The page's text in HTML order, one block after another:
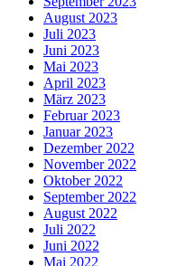
August 2023
Juli 2023
Juni 2023
Mai 2023
April 2023
März 2023
Februar 2023
Januar 2023
Dezember 2022
November 2022
Oktober 2022
September 2022
August 2022
Juli 2022
Juni 2022
Mai 2022